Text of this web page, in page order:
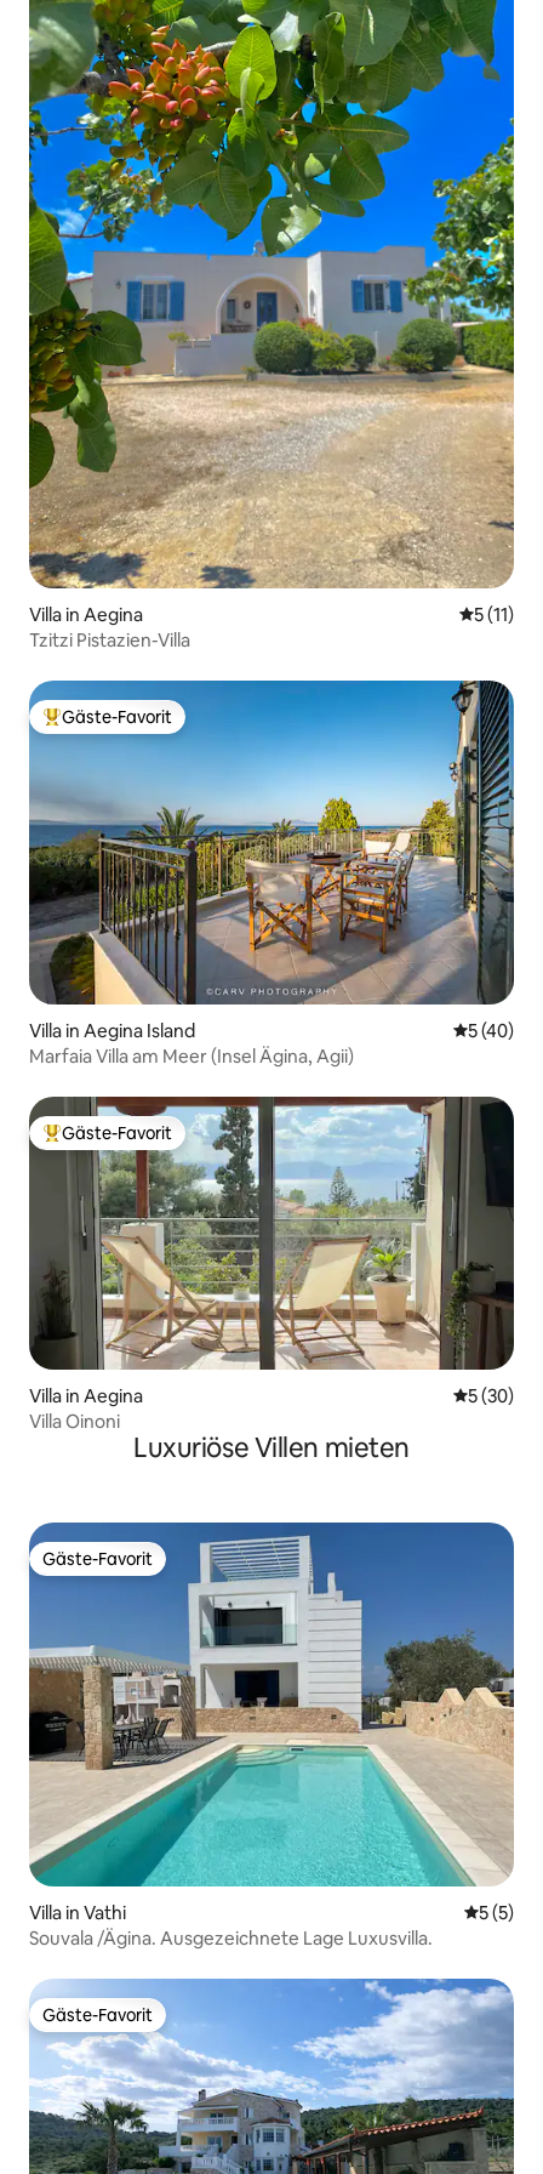
Villa in Aegina
5 (11)
Tzitzi Pistazien-Villa
Beliebter Gäste-Favorit.
Gäste-Favorit
Villa in Aegina Island
5 (40)
Marfaia Villa am Meer (Insel Ägina, Agii)
Beliebter Gäste-Favorit.
Gäste-Favorit
Villa in Aegina
5 (30)
Villa Oinoni
Luxuriöse Villen mieten
Gäste-Favorit
Gäste-Favorit
Villa in Vathi
5 (5)
Souvala /Ägina. Ausgezeichnete Lage Luxusvilla.
Gäste-Favorit
Gäste-Favorit